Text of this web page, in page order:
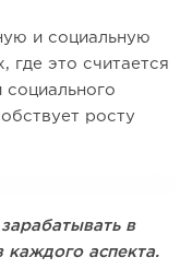
и социальную
где это считается
росту
в
каждого аспекта.